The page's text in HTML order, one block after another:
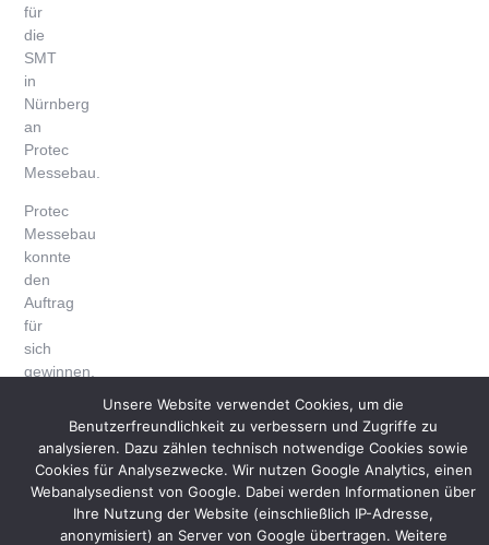
für
die
SMT
in
Nürnberg
an
Protec
Messebau.
Protec
Messebau
konnte
den
Auftrag
für
sich
gewinnen,
eines
klar
gegliederten
Messestandkonzepts
Unsere Website verwendet Cookies, um die
Benutzerfreundlichkeit zu verbessern und Zugriffe zu
analysieren. Dazu zählen technisch notwendige Cookies sowie
Cookies für Analysezwecke. Wir nutzen Google Analytics, einen
Webanalysedienst von Google. Dabei werden Informationen über
Ihre Nutzung der Website (einschließlich IP-Adresse,
anonymisiert) an Server von Google übertragen. Weitere